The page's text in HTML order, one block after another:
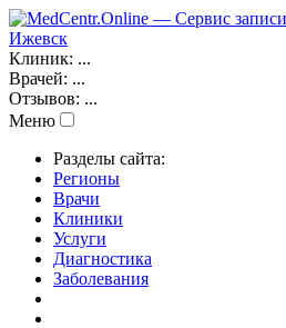
Ижевск
Клиник: ...
Врачей: ...
Отзывов: ...
Меню
Разделы сайта:
Регионы
Врачи
Клиники
Услуги
Диагностика
Заболевания